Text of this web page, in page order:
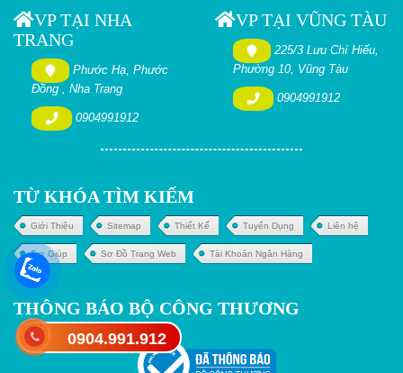
VP TẠI NHA
TRANG
Phước Hạ, Phước
Đồng , Nha Trang
0904991912
VP TẠI VŨNG TÀU
225/3 Lưu Chí Hiếu,
Phường 10, Vũng Tàu
0904991912
TỪ KHÓA TÌM KIẾM
Giới Thiệu Sitemap Thiết Kế Tuyển Dụng Liên hệ
Trợ Giúp Sơ Đồ Trang Web Tài Khoản Ngân Hàng
THÔNG BÁO BỘ CÔNG THƯƠNG
0904.991.912